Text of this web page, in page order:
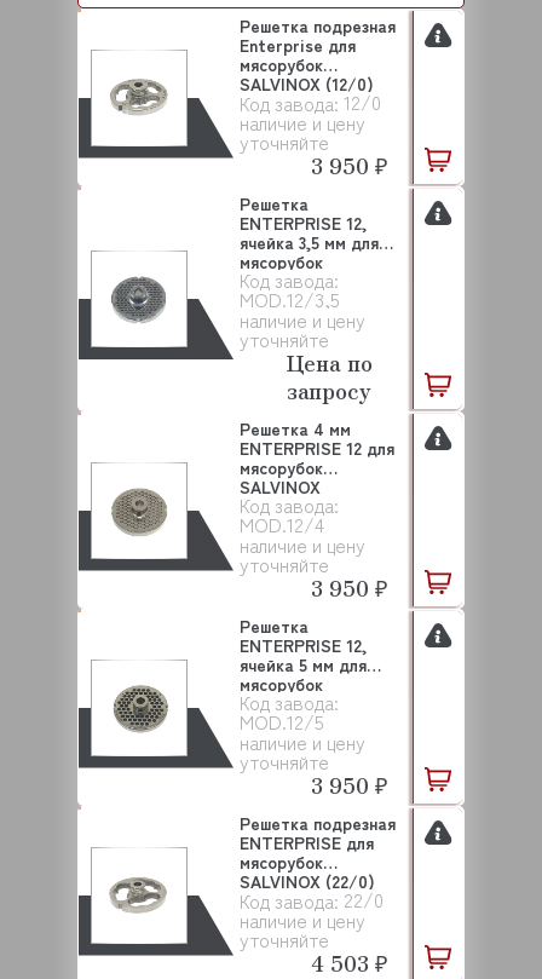
Код завода: 12/0
наличие и цену
уточняйте
Решетка подрезная
Enterprise для
мясорубок
SALVINOX (12/0)
3 950 ₽
Код завода:
MOD.12/3,5
наличие и цену
уточняйте
Решетка
ENTERPRISE 12,
ячейка 3,5 мм для
мясорубок
SALVINOX
Цена по
запросу
Код завода:
MOD.12/4
наличие и цену
уточняйте
Решетка 4 мм
ENTERPRISE 12 для
мясорубок
SALVINOX
3 950 ₽
Код завода:
MOD.12/5
наличие и цену
уточняйте
Решетка
ENTERPRISE 12,
ячейка 5 мм для
мясорубок
SALVINOX
3 950 ₽
Код завода: 22/0
наличие и цену
уточняйте
Решетка подрезная
ENTERPRISE для
мясорубок
SALVINOX (22/0)
4 503 ₽